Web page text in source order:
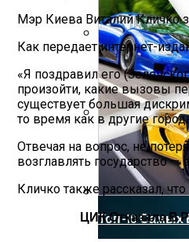
Развенчаны
Названы
Топ-10
Мэр Киева Виталий Кличко
Как передает интернет-
«Я поздравил его
произойти, какие вызовы
существует большая
то время как в другие
Отвечая на вопрос, не
возглавлять государство
Кличко также рассказал,
ЦИК Отказала В